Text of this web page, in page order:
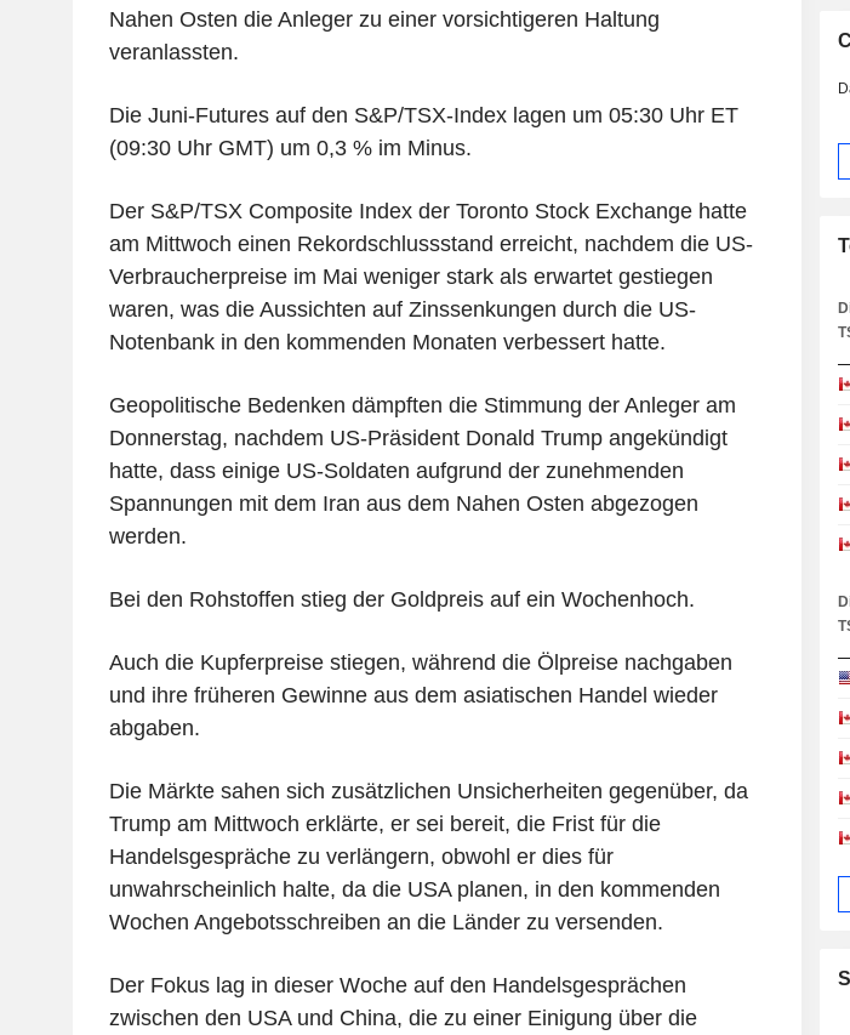
Nahen Osten die Anleger zu einer vorsichtigeren Haltung
veranlassten.
Die Juni-Futures auf den S&P/TSX-Index lagen um 05:30 Uhr ET
(09:30 Uhr GMT) um 0,3 % im Minus.
Der S&P/TSX Composite Index der Toronto Stock Exchange hatte
am Mittwoch einen Rekordschlussstand erreicht, nachdem die US-
Verbraucherpreise im Mai weniger stark als erwartet gestiegen
waren, was die Aussichten auf Zinssenkungen durch die US-
Notenbank in den kommenden Monaten verbessert hatte.
Geopolitische Bedenken dämpften die Stimmung der Anleger am
Donnerstag, nachdem US-Präsident Donald Trump angekündigt
hatte, dass einige US-Soldaten aufgrund der zunehmenden
Spannungen mit dem Iran aus dem Nahen Osten abgezogen
werden.
Bei den Rohstoffen stieg der Goldpreis auf ein Wochenhoch.
Auch die Kupferpreise stiegen, während die Ölpreise nachgaben
und ihre früheren Gewinne aus dem asiatischen Handel wieder
abgaben.
Die Märkte sahen sich zusätzlichen Unsicherheiten gegenüber, da
Trump am Mittwoch erklärte, er sei bereit, die Frist für die
Handelsgespräche zu verlängern, obwohl er dies für
unwahrscheinlich halte, da die USA planen, in den kommenden
Wochen Angebotsschreiben an die Länder zu versenden.
Der Fokus lag in dieser Woche auf den Handelsgesprächen
zwischen den USA und China, die zu einer Einigung über die